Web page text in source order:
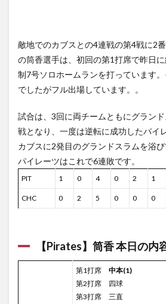
敵地でのカブスとの4連戦の第4戦に2
の筒香選手は、初回の第1打席で昨日
制7号ソロホームランを打っています
でしたがフル出場しています。。
試合は、3回に両チームともにグラン
戦となり、一度は逆転に成功したパイ
カブスに2発目のグランドスラムを浴び
パイレーツはこれで6連敗です。
PIT 1 0 4 0 2 1
CHC 0 2 5 0 0 0
【Pirates】筒香 本日の内
第1打席 中本(1)
第2打席 四球
第3打席 三直